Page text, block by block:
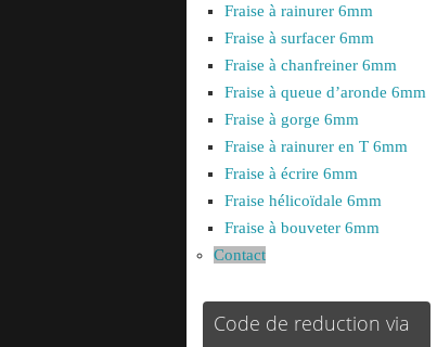
Fraise à rainurer 6mm
Fraise à surfacer 6mm
Fraise à chanfreiner 6mm
Fraise à queue d’aronde 6mm
Fraise à gorge 6mm
Fraise à rainurer en T 6mm
Fraise à écrire 6mm
Fraise hélicoïdale 6mm
Fraise à bouveter 6mm
Contact
Code de reduction via